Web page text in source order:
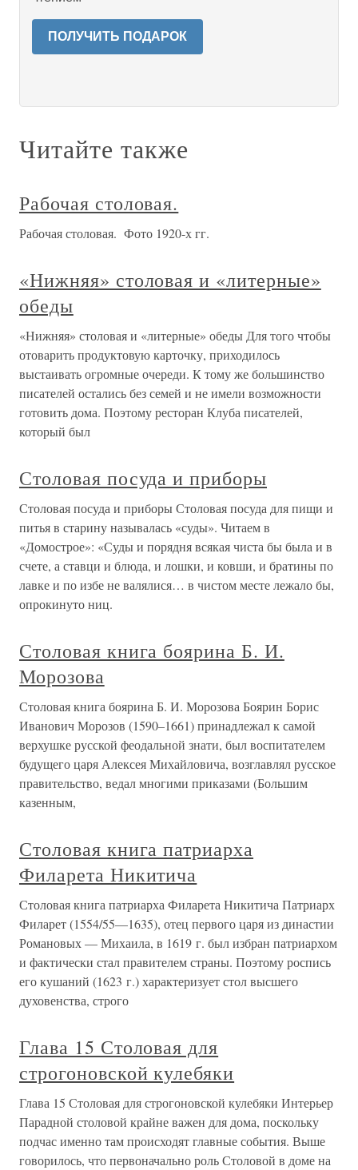
ПОЛУЧИТЬ ПОДАРОК
Читайте также
Рабочая столовая.
Рабочая столовая. Фото 1920-х гг.
«Нижняя» столовая и «литерные»
обеды
«Нижняя» столовая и «литерные» обеды Для того чтобы
отоварить продуктовую карточку, приходилось
выстаивать огромные очереди. К тому же большинство
писателей остались без семей и не имели возможности
готовить дома. Поэтому ресторан Клуба писателей,
который был
Столовая посуда и приборы
Столовая посуда и приборы Столовая посуда для пищи и
питья в старину называлась «суды». Читаем в
«Домострое»: «Суды и порядня всякая чиста бы была и в
счете, а ставци и блюда, и лошки, и ковши, и братины по
лавке и по избе не валялися… в чистом месте лежало бы,
опрокинуто ниц.
Столовая книга боярина Б. И.
Морозова
Столовая книга боярина Б. И. Морозова Боярин Борис
Иванович Морозов (1590–1661) принадлежал к самой
верхушке русской феодальной знати, был воспитателем
будущего царя Алексея Михайловича, возглавлял русское
правительство, ведал многими приказами (Большим
казенным,
Столовая книга патриарха
Филарета Никитича
Столовая книга патриарха Филарета Никитича Патриарх
Филарет (1554/55—1635), отец первого царя из династии
Романовых — Михаила, в 1619 г. был избран патриархом
и фактически стал правителем страны. Поэтому роспись
его кушаний (1623 г.) характеризует стол высшего
духовенства, строго
Глава 15 Столовая для
строгоновской кулебяки
Глава 15 Столовая для строгоновской кулебяки Интерьер
Парадной столовой крайне важен для дома, поскольку
подчас именно там происходят главные события. Выше
говорилось, что первоначально роль Столовой в доме на